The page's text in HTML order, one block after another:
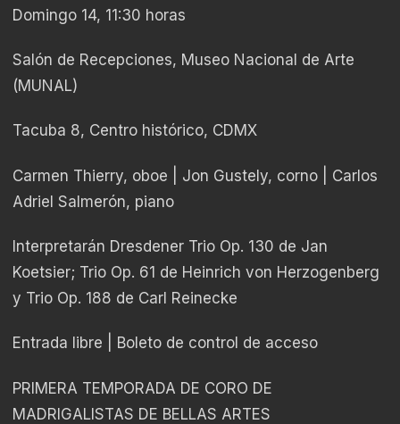
Domingo 14, 11:30 horas
Salón de Recepciones, Museo Nacional de Arte
(MUNAL)
Tacuba 8, Centro histórico, CDMX
Carmen Thierry, oboe | Jon Gustely, corno | Carlos
Adriel Salmerón, piano
Interpretarán Dresdener Trio Op. 130 de Jan
Koetsier; Trio Op. 61 de Heinrich von Herzogenberg
y Trio Op. 188 de Carl Reinecke
Entrada libre | Boleto de control de acceso
PRIMERA TEMPORADA DE CORO DE
MADRIGALISTAS DE BELLAS ARTES